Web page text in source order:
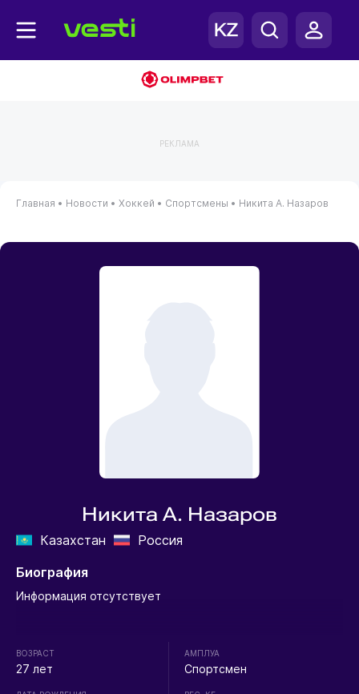
РЕКЛАМА
Главная • Новости • Хоккей • Спортсмены • Никита А. Назаров
Никита А. Назаров
Казахстан
Россия
Биография
Информация отсутствует
ВОЗРАСТ
27 лет
АМПЛУА
Спортсмен